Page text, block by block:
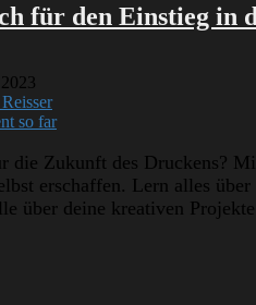
für den Einstieg in
so far
die Zukunft des Druckens?
erschaffen. Lern alles
über deine kreativen